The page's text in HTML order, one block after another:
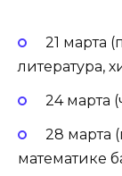
21 марта
литература,
24 марта
28 марта
математике